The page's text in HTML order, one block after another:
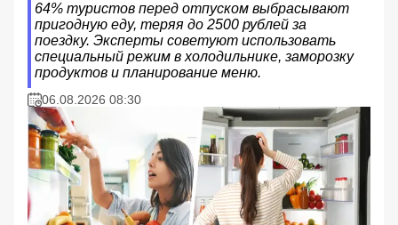
64% туристов перед отпуском выбрасывают
пригодную еду, теряя до 2500 рублей за
поездку. Эксперты советуют использовать
специальный режим в холодильнике, заморозку
продуктов и планирование меню.
06.08.2026 08:30